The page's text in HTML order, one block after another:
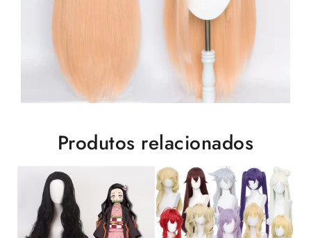
Produtos relacionados